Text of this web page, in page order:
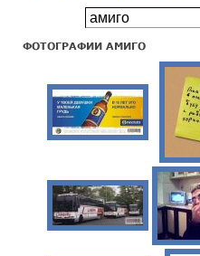
ФОТОГРАФИИ АМИГО